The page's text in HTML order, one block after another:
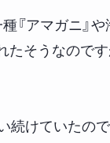
アマガニ』や
そうなので
続けていたの